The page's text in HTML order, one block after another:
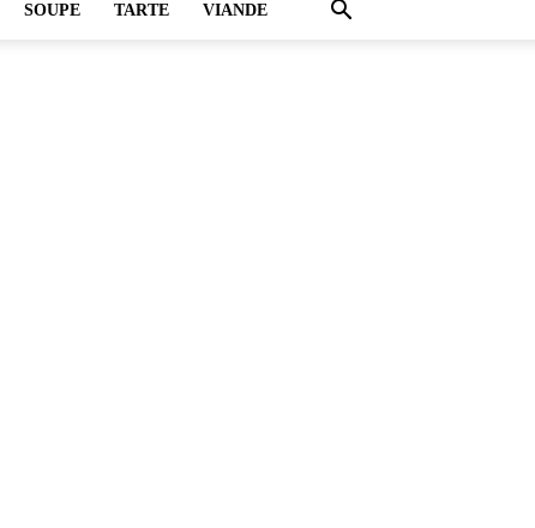
SOUPE TARTE VIANDE